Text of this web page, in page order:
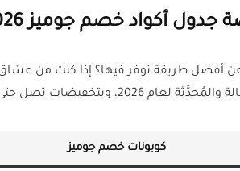
أكواد خصم جوميز 2026 يبدأ من هنا
أفضل طريقة توفر فيها؟ إذا كنت من عشاق
لعام 2026، وبتخفيضات تصل حتى
كوبونات خصم جوميز